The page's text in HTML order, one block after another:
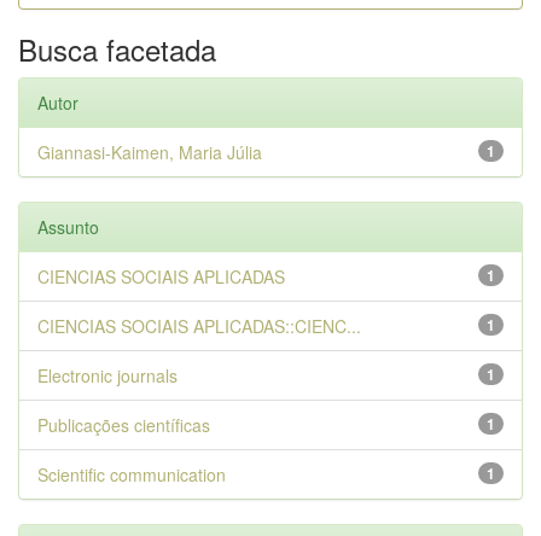
Busca facetada
Autor
1
Giannasi-Kaimen, Maria Júlia
Assunto
1
CIENCIAS SOCIAIS APLICADAS
1
CIENCIAS SOCIAIS APLICADAS::CIENC...
1
Electronic journals
1
Publicações científicas
1
Scientific communication